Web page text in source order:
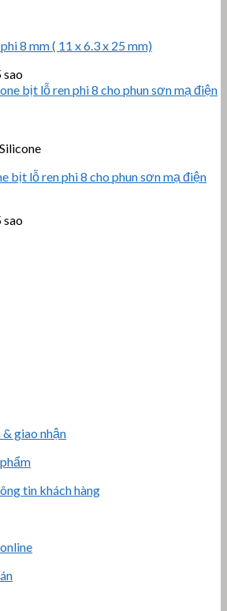
8 mm ( 11 x 6.3 x 25 mm)
sao
bịt lỗ ren phi 8 cho phun sơn mạ điện
sao
& giao nhận
tin khách hàng